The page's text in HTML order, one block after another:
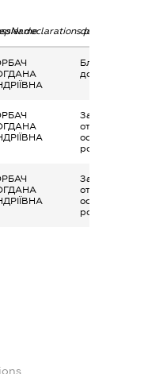
Благодійна
допомога
Заробітна плата
отримана за
основним місцем
роботи
Заробітна плата
отримана за
основним місцем
роботи